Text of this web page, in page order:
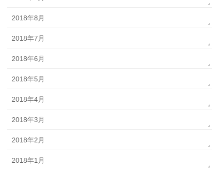
2018年8月
2018年7月
2018年6月
2018年5月
2018年4月
2018年3月
2018年2月
2018年1月